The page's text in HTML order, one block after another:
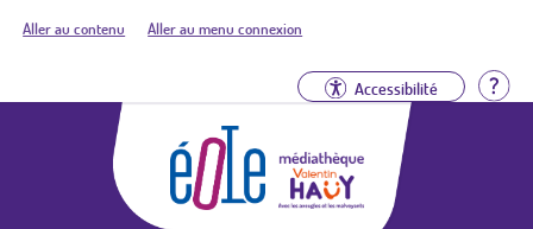
Aller au contenu Aller au menu connexion
Accessibilité